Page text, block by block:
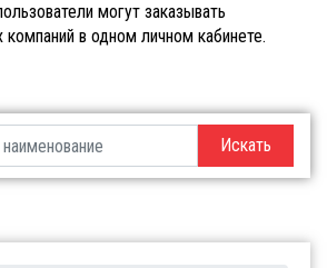
могут заказывать
компаний в одном личном кабинете.
Искать